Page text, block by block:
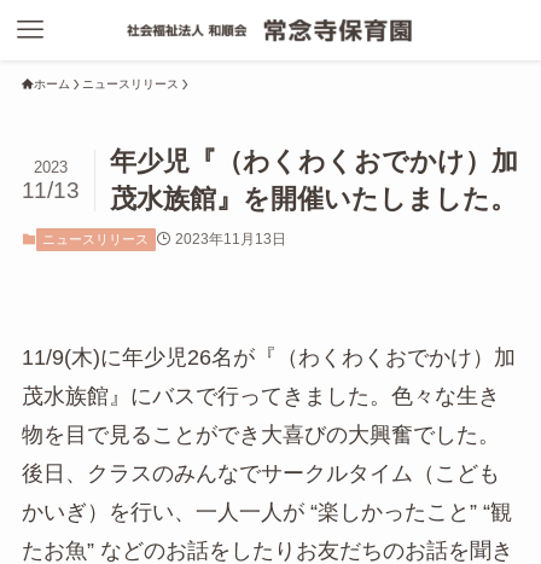
ホーム ニュースリリース
年少児『（わくわくおでかけ）加
茂水族館』を開催いたしました。
2023
11/13
ニュースリリース 2023年11月13日
11/9(木)に年少児26名が『（わくわくおでかけ）加
茂水族館』にバスで行ってきました。色々な生き
物を目で見ることができ大喜びの大興奮でした。
後日、クラスのみんなでサークルタイム（こども
かいぎ）を行い、一人一人が “楽しかったこと” “観
たお魚” などのお話をしたりお友だちのお話を聞き